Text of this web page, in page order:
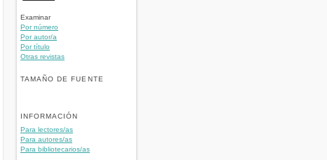
Examinar
Por número
Por autor/a
Por título
Otras revistas
TAMAÑO DE FUENTE
INFORMACIÓN
Para lectores/as
Para autores/as
Para bibliotecarios/as